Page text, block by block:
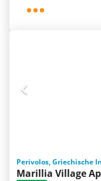
Perivolos, Griechische
Marillia Village